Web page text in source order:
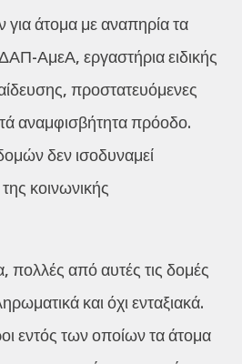
άτομα με αναπηρία τα
ΑμεΑ, εργαστήρια ειδικής
προστατευόμενες
αναμφισβήτητα πρόοδο.
δεν ισοδυναμεί
κοινωνικής
πολλές από αυτές τις δομές
και όχι ενταξιακά.
εντός των οποίων τα άτομα